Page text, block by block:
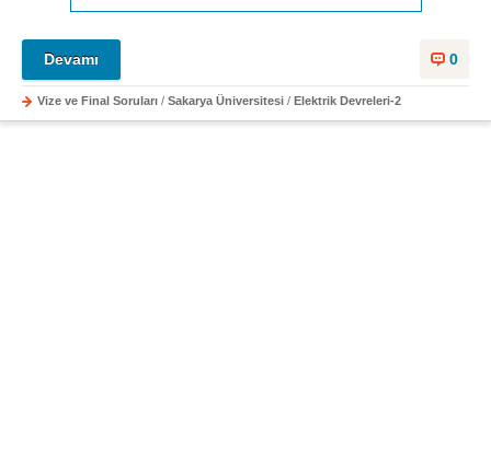
0
Devamı
Vize ve Final Soruları / Sakarya Üniversitesi / Elektrik Devreleri-2